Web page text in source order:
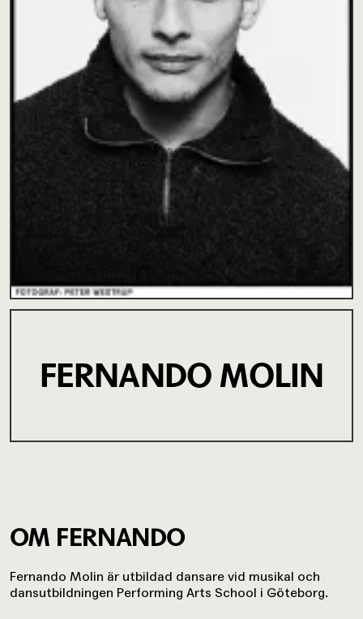
FERNANDO MOLIN
OM FERNANDO
Fernando Molin är utbildad dansare vid musikal och
dansutbildningen Performing Arts School i Göteborg.